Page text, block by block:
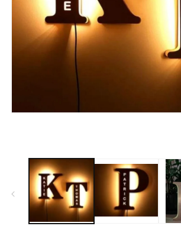
finestra
modale